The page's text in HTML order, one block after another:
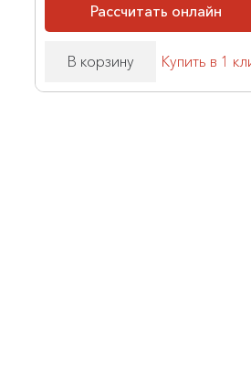
Рассчитать онлайн
В корзину Купить в 1